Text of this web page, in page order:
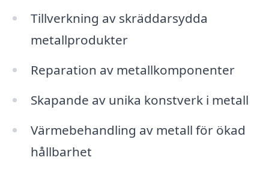
Tillverkning av skräddarsydda
metallprodukter
Reparation av metallkomponenter
Skapande av unika konstverk i metall
Värmebehandling av metall för ökad
hållbarhet